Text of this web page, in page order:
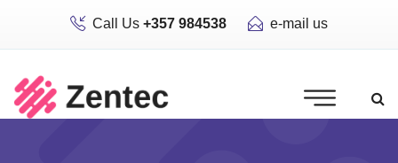
Call Us +357 984538 e-mail us